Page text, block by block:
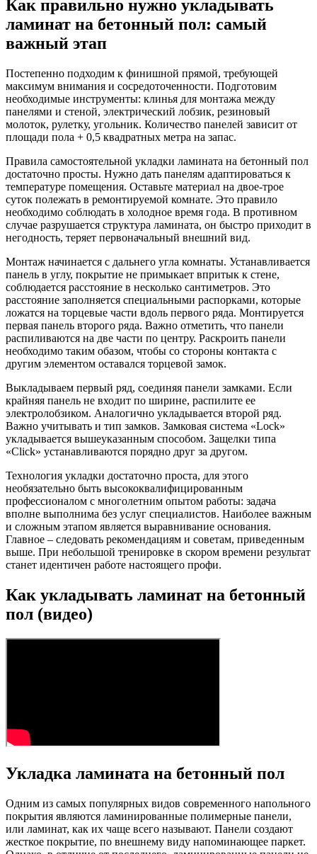
Как правильно нужно укладывать
ламинат на бетонный пол: самый
важный этап
Постепенно подходим к финишной прямой, требующей
максимум внимания и сосредоточенности. Подготовим
необходимые инструменты: клинья для монтажа между
панелями и стеной, электрический лобзик, резиновый
молоток, рулетку, угольник. Количество панелей зависит от
площади пола + 0,5 квадратных метра на запас.
Правила самостоятельной укладки ламината на бетонный пол
достаточно просты. Нужно дать панелям адаптироваться к
температуре помещения. Оставьте материал на двое-трое
суток полежать в ремонтируемой комнате. Это правило
необходимо соблюдать в холодное время года. В противном
случае разрушается структура ламината, он быстро приходит в
негодность, теряет первоначальный внешний вид.
Монтаж начинается с дальнего угла комнаты. Устанавливается
панель в углу, покрытие не примыкает впритык к стене,
соблюдается расстояние в несколько сантиметров. Это
расстояние заполняется специальными распорками, которые
ложатся на торцевые части вдоль первого ряда. Монтируется
первая панель второго ряда. Важно отметить, что панели
распиливаются на две части по центру. Раскроить панели
необходимо таким обазом, чтобы со стороны контакта с
другим элементом оставался торцевой замок.
Выкладываем первый ряд, соединяя панели замками. Если
крайняя панель не входит по ширине, распилите ее
электролобзиком. Аналогично укладывается второй ряд.
Важно учитывать и тип замков. Замковая система «Lock»
укладывается вышеуказанным способом. Защелки типа
«Click» устанавливаются порядно друг за другом.
Технология укладки достаточно проста, для этого
необязательно быть высококвалифицированным
профессионалом с многолетним опытом работы: задача
вполне выполнима без услуг специалистов. Наиболее важным
и сложным этапом является выравнивание основания.
Главное – следовать рекомендациям и советам, приведенным
выше. При небольшой тренировке в скором времени результат
станет идентичен работе настоящего профи.
Как укладывать ламинат на бетонный
пол (видео)
Укладка ламината на бетонный пол
Одним из самых популярных видов современного напольного
покрытия являются ламинированные полимерные панели,
или ламинат, как их чаще всего называют. Панели создают
жесткое покрытие, по внешнему виду напоминающее паркет.